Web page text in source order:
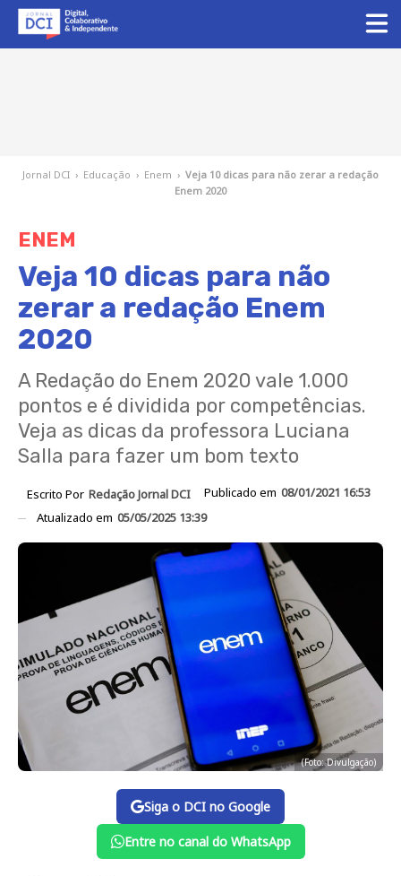
Jornal DCI › Educação › Enem › Veja 10 dicas para não zerar a redação
Enem 2020
ENEM
Veja 10 dicas para não
zerar a redação Enem
2020
A Redação do Enem 2020 vale 1.000
pontos e é dividida por competências.
Veja as dicas da professora Luciana
Salla para fazer um bom texto
Escrito Por Redação Jornal DCI Publicado em 08/01/2021 16:53
Atualizado em 05/05/2025 13:39
(Foto: Divulgação)
Siga o DCI no Google
Entre no canal do WhatsApp